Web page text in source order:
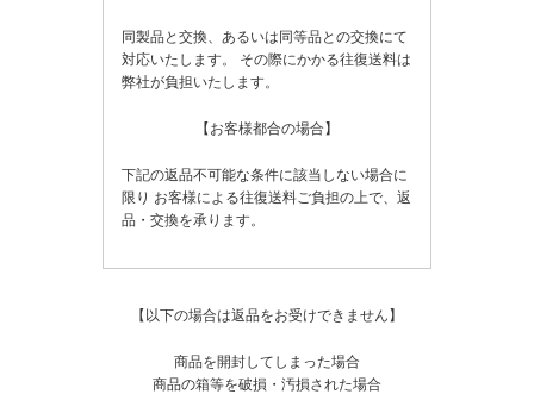
同製品と交換、あるいは同等品との交換にて
対応いたします。
その際にかかる往復送料は
弊社が負担いたします。
【お客様都合の場合】
下記の返品不可能な条件に該当しない場合に
限り お客様による往復送料ご負担の上で、返
品・交換を承ります。
【以下の場合は返品をお受けできません】
商品を開封してしまった場合
商品の箱等を破損・汚損された場合